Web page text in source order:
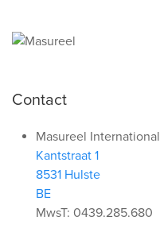
Contact
Masureel International
Kantstraat 1
8531 Hulste
BE
MwsT: 0439.285.680